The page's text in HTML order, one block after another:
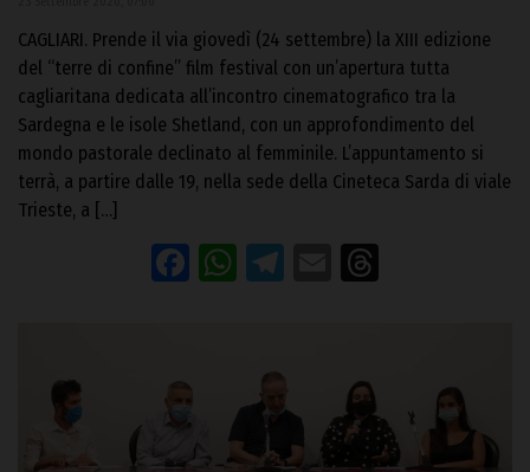
CAGLIARI. Prende il via giovedì (24 settembre) la XIII edizione
del “terre di confine” film festival con un’apertura tutta
cagliaritana dedicata all’incontro cinematografico tra la
Sardegna e le isole Shetland, con un approfondimento del
mondo pastorale declinato al femminile. L’appuntamento si
terrà, a partire dalle 19, nella sede della Cineteca Sarda di viale
Trieste, a […]
Facebook
WhatsApp
Telegram
Email